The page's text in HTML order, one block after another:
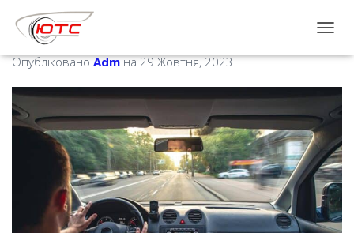
Е
Е
М
К
Н
Т
И
Н
А
В
Які основні правила потрібно
знати для водіння в місті
ОпублікованоAdmна29 Жовтня, 2023